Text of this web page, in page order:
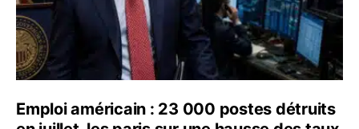
Emploi américain : 23 000 postes détruits